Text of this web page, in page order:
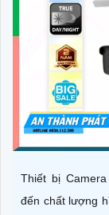
Thiết bị Camera
đến chất lượng